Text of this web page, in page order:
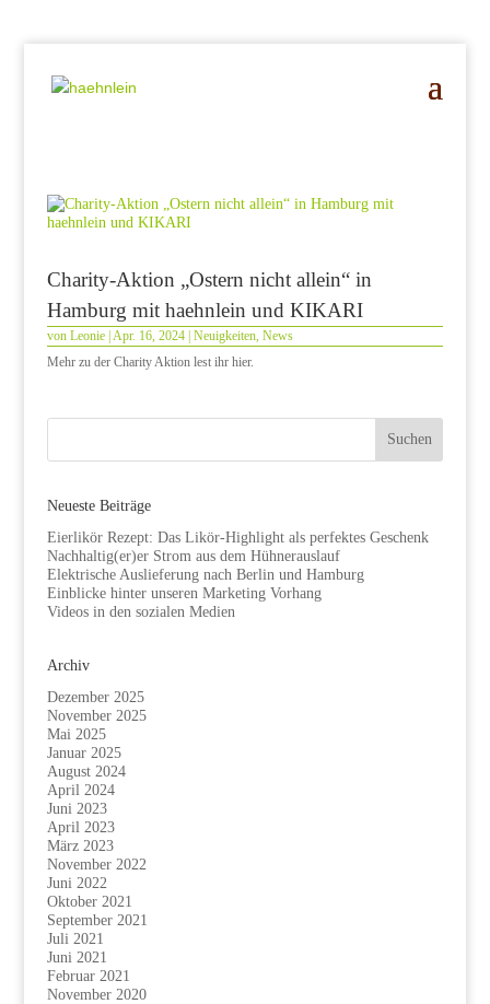
Charity-Aktion „Ostern nicht allein“ in
Hamburg mit haehnlein und KIKARI
von Leonie| Apr. 16, 2024| Neuigkeiten, News
Mehr zu der Charity Aktion lest ihr hier.
Neueste Beiträge
Eierlikör Rezept: Das Likör-Highlight als perfektes Geschenk
Nachhaltig(er)er Strom aus dem Hühnerauslauf
Elektrische Auslieferung nach Berlin und Hamburg
Einblicke hinter unseren Marketing Vorhang
Videos in den sozialen Medien
Archiv
Dezember 2025
November 2025
Mai 2025
Januar 2025
August 2024
April 2024
Juni 2023
April 2023
März 2023
November 2022
Juni 2022
Oktober 2021
September 2021
Juli 2021
Juni 2021
Februar 2021
November 2020